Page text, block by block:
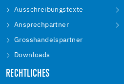
Ausschreibungstexte
Ansprechpartner
Grosshandelspartner
Downloads
RECHTLICHES